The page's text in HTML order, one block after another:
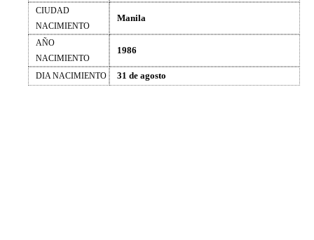
CIUDAD
NACIMIENTO
Manila
AÑO
NACIMIENTO
1986
DIA NACIMIENTO 31 de agosto